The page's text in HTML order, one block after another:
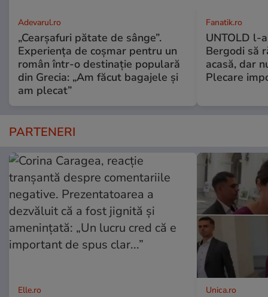
Adevarul.ro
„Cearșafuri pătate de sânge”.
Experiența de coșmar pentru un
român într-o destinație populară
din Grecia: „Am făcut bagajele și
am plecat”
Fanatik.ro
UNTOLD l-
Bergodi să
acasă, dar
Plecare
PARTENERI
Elle.ro Unica.ro